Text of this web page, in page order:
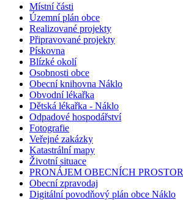
Místní části
Územní plán obce
Realizované projekty
Připravované projekty
Pískovna
Blízké okolí
Osobnosti obce
Obecní knihovna Náklo
Obvodní lékařka
Dětská lékařka - Náklo
Odpadové hospodářství
Fotografie
Veřejné zakázky
Katastrální mapy
Životní situace
PRONÁJEM OBECNÍCH PROSTOR
Obecní zpravodaj
Digitální povodňový plán obce Náklo